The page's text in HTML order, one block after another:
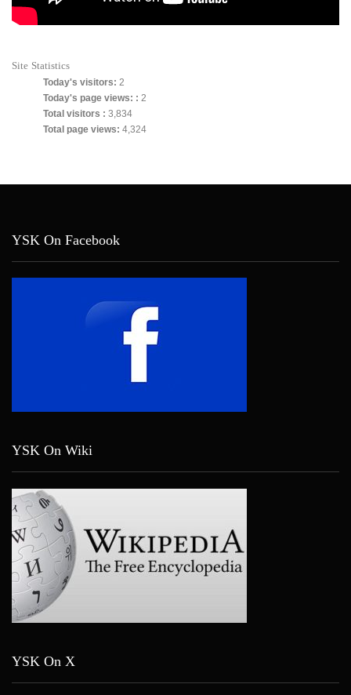
Site Statistics
Today's visitors: 2
Today's page views: : 2
Total visitors : 3,834
Total page views: 4,324
YSK On Facebook
YSK On Wiki
YSK On X